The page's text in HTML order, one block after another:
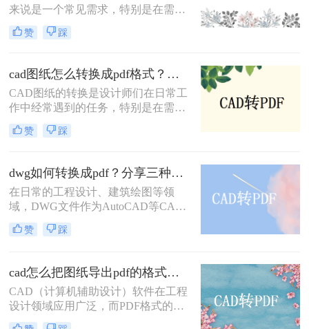
助用户根据自己的需求选择最适合的
转换方式。
来说是一个常见需求，特别是在需要
将图纸分享给不同平台或设备上的团
队成员时。PDF格式因其兼容性和稳
择。那么怎么把cad图纸转换成pdf
呢？本文将介绍四种将CAD图纸转换
为PDF的方法。
赞 踩
cad图纸怎么转换成pdf格式？教你三招解决！
CAD图纸的转换是设计师们在日常工
作中经常遇到的任务，特别是在需要
将设计成果分享给客户或团队成员
时，PDF格式因其广泛的兼容性和出
么转换成pdf格式呢？本文将介绍三种
将CAD图纸转换成PDF格式的方法。
赞 踩
dwg如何转换成pdf？分享三种常用的转换方法！
在日常的工程设计、建筑绘图等领
域，DWG文件作为AutoCAD等CAD
软件的标准文件格式，广泛应用于图
纸的创建和编辑。然而，为了更方便
DWG文件转换成PDF格式。那么
DWG如何转换成PDF呢？本文将介绍
三种将DWG转换成PDF的方法。
赞 踩
cad怎么把图纸导出pdf的格式？教你四个方法！
CAD（计算机辅助设计）软件在工程
设计领域应用广泛，而PDF格式的文
件因其跨平台、易阅读的特性，常被